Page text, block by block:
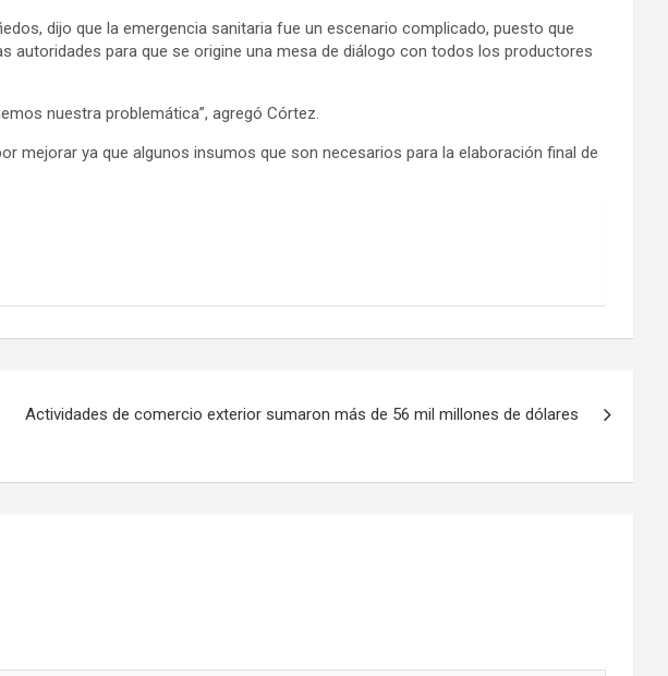
dijo que la emergencia sanitaria fue un escenario complicado, puesto que
autoridades para que se origine una mesa de diálogo con todos los productores
nuestra problemática”, agregó Córtez.
mejorar ya que algunos insumos que son necesarios para la elaboración final de
Actividades de comercio exterior sumaron más de 56 mil millones de dólares